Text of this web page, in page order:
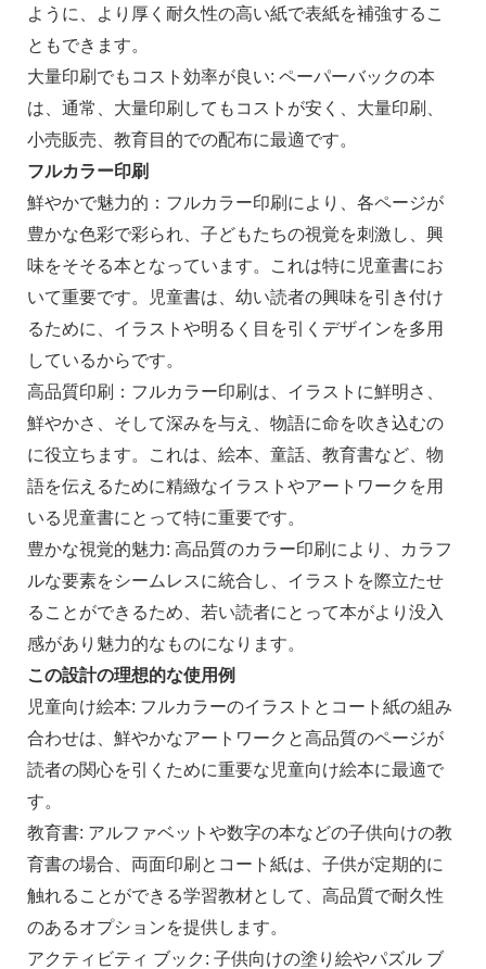
ように、より厚く耐久性の高い紙で表紙を補強するこ
ともできます。
大量印刷でもコスト効率が良い: ペーパーバックの本
は、通常、大量印刷してもコストが安く、大量印刷、
小売販売、教育目的での配布に最適です。
フルカラー印刷
鮮やかで魅力的：フルカラー印刷により、各ページが
豊かな色彩で彩られ、子どもたちの視覚を刺激し、興
味をそそる本となっています。これは特に児童書にお
いて重要です。児童書は、幼い読者の興味を引き付け
るために、イラストや明るく目を引くデザインを多用
しているからです。
高品質印刷：フルカラー印刷は、イラストに鮮明さ、
鮮やかさ、そして深みを与え、物語に命を吹き込むの
に役立ちます。これは、絵本、童話、教育書など、物
語を伝えるために精緻なイラストやアートワークを用
いる児童書にとって特に重要です。
豊かな視覚的魅力: 高品質のカラー印刷により、カラフ
ルな要素をシームレスに統合し、イラストを際立たせ
ることができるため、若い読者にとって本がより没入
感があり魅力的なものになります。
この設計の理想的な使用例
児童向け絵本: フルカラーのイラストとコート紙の組み
合わせは、鮮やかなアートワークと高品質のページが
読者の関心を引くために重要な児童向け絵本に最適で
す。
教育書: アルファベットや数字の本などの子供向けの教
育書の場合、両面印刷とコート紙は、子供が定期的に
触れることができる学習教材として、高品質で耐久性
のあるオプションを提供します。
アクティビティ ブック: 子供向けの塗り絵やパズル ブ